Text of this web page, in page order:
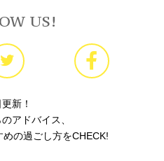
US!
新！
アドバイス、
の過ごし方をCHECK!